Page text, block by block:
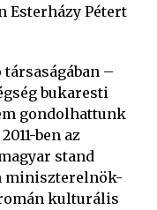
Esterházy Pétert
–
bukaresti
gondolhattunk
ben az
stand
miniszterelnök-
kulturális